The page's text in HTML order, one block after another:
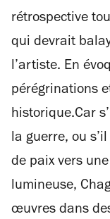
rétrospective
qui devrait
l’artiste. En
pérégrinations
historique.Car
la guerre, ou
de paix vers
lumineuse,
œuvres dans